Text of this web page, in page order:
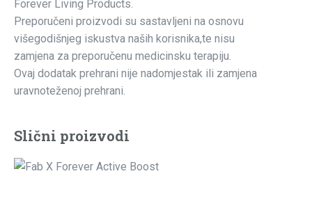
Forever Living Products.
Preporučeni proizvodi su sastavljeni na osnovu
višegodišnjeg iskustva naših korisnika,te nisu
zamjena za preporučenu medicinsku terapiju.
Ovaj dodatak prehrani nije nadomjestak ili zamjena
uravnoteženoj prehrani.
Slični proizvodi